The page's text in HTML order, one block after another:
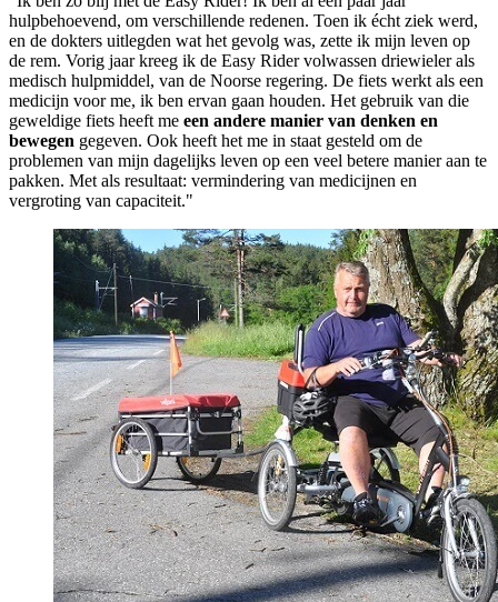
hulpbehoevend, om verschillende redenen. Toen ik écht ziek werd,
en de dokters uitlegden wat het gevolg was, zette ik mijn leven op
de rem. Vorig jaar kreeg ik de Easy Rider volwassen driewieler als
medisch hulpmiddel, van de Noorse regering. De fiets werkt als een
medicijn voor me, ik ben ervan gaan houden. Het gebruik van die
geweldige fiets heeft me een andere manier van denken en
bewegen gegeven. Ook heeft het me in staat gesteld om de
problemen van mijn dagelijks leven op een veel betere manier aan te
pakken. Met als resultaat: vermindering van medicijnen en
vergroting van capaciteit."